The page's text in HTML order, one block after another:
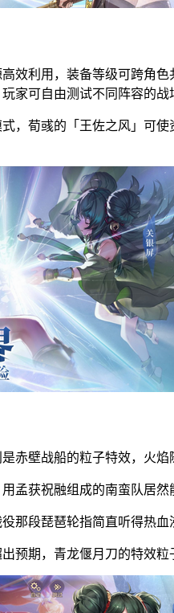
效利用，装备等级可跨角
家可自由测试不同阵容的战
，荀彧的「王佐之风」可
赤壁战船的粒子特效，火
孟获祝融组成的南蛮队居然
那段琵琶轮指简直听得热血
预期，青龙偃月刀的特效粒